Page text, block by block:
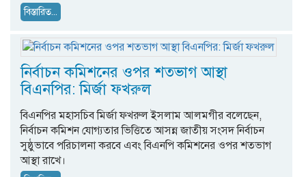
বিস্তারিত...
নির্বাচন কমিশনের ওপর শতভাগ আস্থা
বিএনপির: মির্জা ফখরুল
বিএনপির মহাসচিব মির্জা ফখরুল ইসলাম আলমগীর বলেছেন,
নির্বাচন কমিশন যোগ্যতার ভিত্তিতে আসন্ন জাতীয় সংসদ নির্বাচন
সুষ্ঠুভাবে পরিচালনা করবে এবং বিএনপি কমিশনের ওপর শতভাগ
আস্থা রাখে।